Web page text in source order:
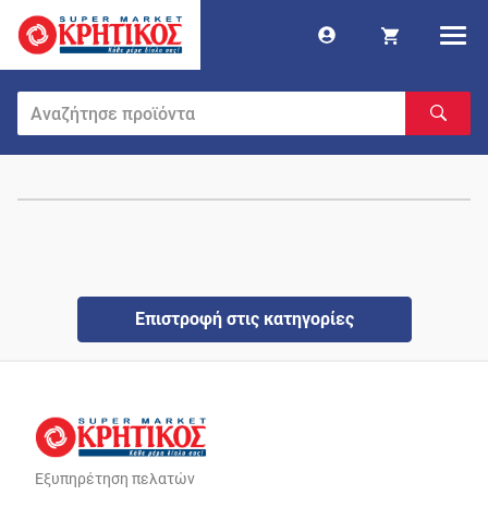
Επιστροφή στις κατηγορίες
Εξυπηρέτηση πελατών